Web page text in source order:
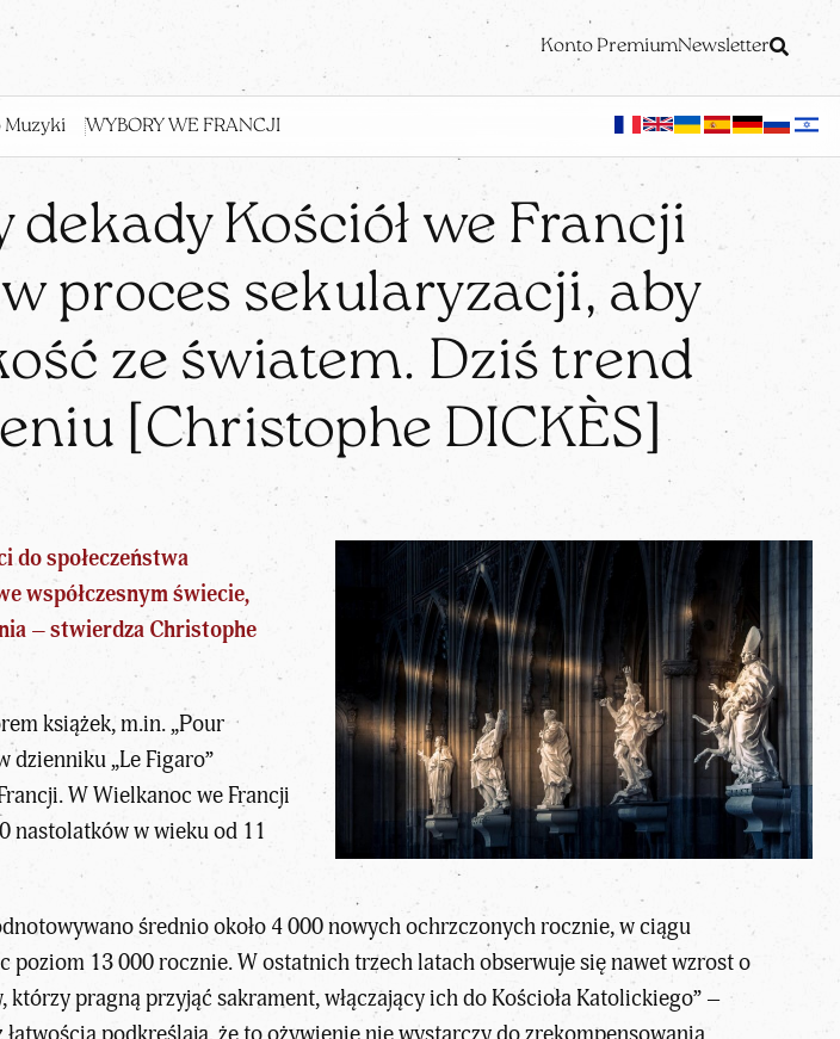
Konto PremiumNewsletter
Muzyki WYBORY WE FRANCJI
Kościół we Francji
proces sekularyzacji, aby
ze światem. Dziś trend
[Christophe DICKÈS]
do społeczeństwa
współczesnym świecie,
– stwierdza Christophe
książek, m.in. „Pour
dzienniku „Le Figaro”
W Wielkanoc we Francji
nastolatków w wieku od 11
średnio około 4 000 nowych ochrzczonych rocznie, w ciągu
poziom 13 000 rocznie. W ostatnich trzech latach obserwuje się nawet wzrost o
pragną przyjąć sakrament, włączający ich do Kościoła Katolickiego” –